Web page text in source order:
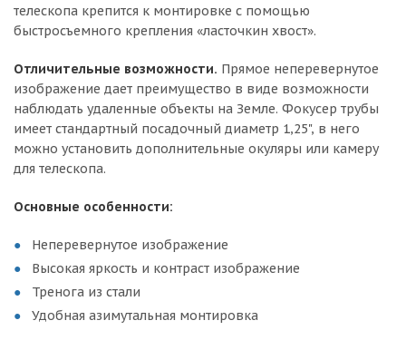
телескопа крепится к монтировке с помощью
быстросъемного крепления «ласточкин хвост».
Отличительные возможности. Прямое неперевернутое
изображение дает преимущество в виде возможности
наблюдать удаленные объекты на Земле. Фокусер трубы
имеет стандартный посадочный диаметр 1,25", в него
можно установить дополнительные окуляры или камеру
для телескопа.
Основные особенности:
Неперевернутое изображение
Высокая яркость и контраст изображение
Тренога из стали
Удобная азимутальная монтировка